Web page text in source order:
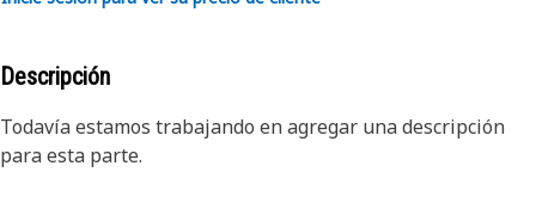
Descripción
Todavía estamos trabajando en agregar una descripción
para esta parte.